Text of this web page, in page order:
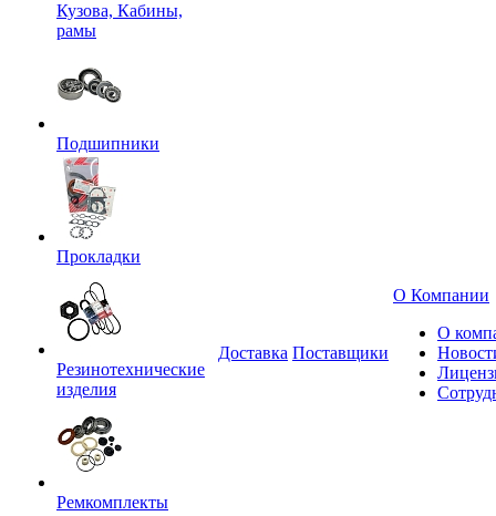
Кузова, Кабины,
рамы
Подшипники
Прокладки
Резинотехнические
изделия
Ремкомплекты
Доставка Поставщики
О Компании
О